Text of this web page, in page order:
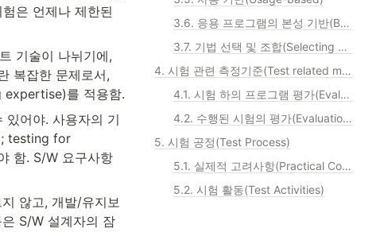
3.6. 응용 프로그램의 본성 기반(Based on Nature of Application)
3.7. 기법 선택 및 조합(Selecting and Combining Techniques)
4. 시험 관련 측정기준(Test related measures)
4.1. 시험 하의 프로그램 평가(Evaluation of the Program Under Test)
4.2. 수행된 시험의 평가(Evaluation of the Tests Performed)
5. 시험 공정(Test Process)
5.1. 실제적 고려사항(Practical Considerations)
5.2. 시험 활동(Test Activities)
은 언제나 제한된
기술이 나뉘기에,
복잡한 문제로서,
expertise)를 적용함.
어야. 사용자의 기
; testing for
함. S/W 요구사항
않고, 개발/유지보
S/W 설계자의 잠